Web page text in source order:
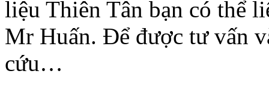
liệu Thiên Tân bạn có thể
Mr Huấn. Để được tư vấn
cứu…